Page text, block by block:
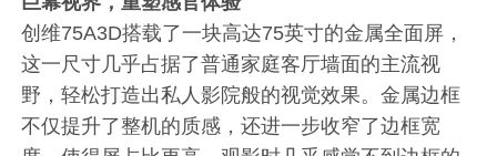
创维75A3D搭载了一块高达75英寸的金属全面屏，
这一尺寸几乎占据了普通家庭客厅墙面的主流视
野，轻松打造出私人影院般的视觉效果。金属边框
不仅提升了整机的质感，还进一步收窄了边框宽